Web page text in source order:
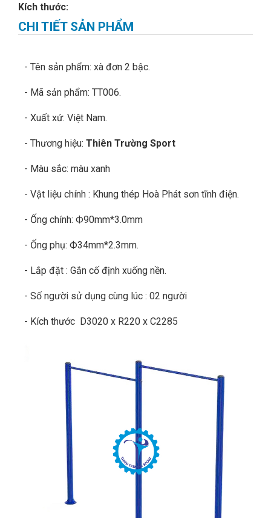
Kích thước:
CHI TIẾT SẢN PHẨM
- Tên sản phẩm: xà đơn 2 bậc.
- Mã sản phẩm: TT006.
- Xuất xứ: Việt Nam.
- Thương hiệu: Thiên Trường Sport
- Màu sắc: màu xanh
- Vật liệu chính : Khung thép Hoà Phát sơn tĩnh điện.
- Ống chính: Ф90mm*3.0mm
- Ống phụ: Ф34mm*2.3mm.
- Lắp đặt : Gắn cố định xuống nền.
- Số người sử dụng cùng lúc : 02 người
- Kích thước D3020 x R220 x C2285